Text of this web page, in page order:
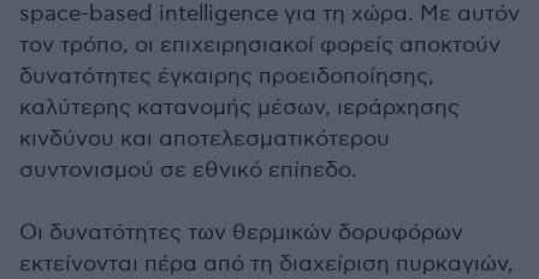
space-based intelligence για τη χώρα. Με αυτόν
τον τρόπο, οι επιχειρησιακοί φορείς αποκτούν
δυνατότητες έγκαιρης προειδοποίησης,
καλύτερης κατανομής μέσων, ιεράρχησης
κινδύνου και αποτελεσματικότερου
συντονισμού σε εθνικό επίπεδο.
Οι δυνατότητες των θερμικών δορυφόρων
εκτείνονται πέρα από τη διαχείριση πυρκαγιών,